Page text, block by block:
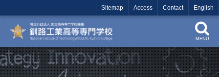
Sitemap Access Contact English
MENU